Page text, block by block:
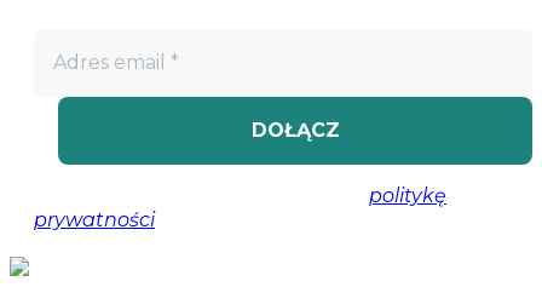
politykę
prywatności, aby uzyskać więcej informacji.